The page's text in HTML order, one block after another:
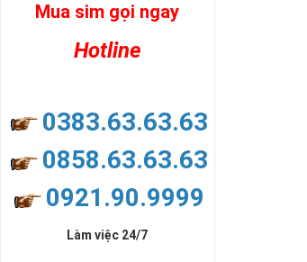
Mua sim gọi ngay
Hotline
0383.63.63.63
0858.63.63.63
0921.90.9999
Làm việc 24/7